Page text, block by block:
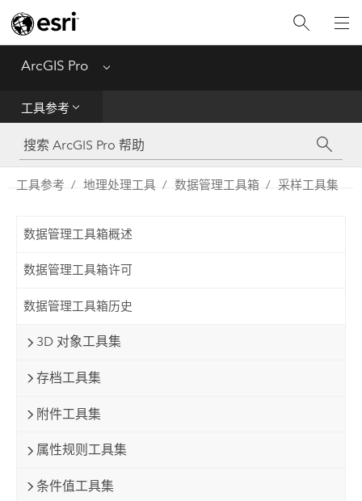
ArcGIS Pro Menu
工具参考
工具参考
Python
工具参考 地理处理工具 数据管理工具箱 采样工具集
数据管理工具箱概述
数据管理工具箱许可
数据管理工具箱历史
3D 对象工具集
存档工具集
附件工具集
属性规则工具集
条件值工具集